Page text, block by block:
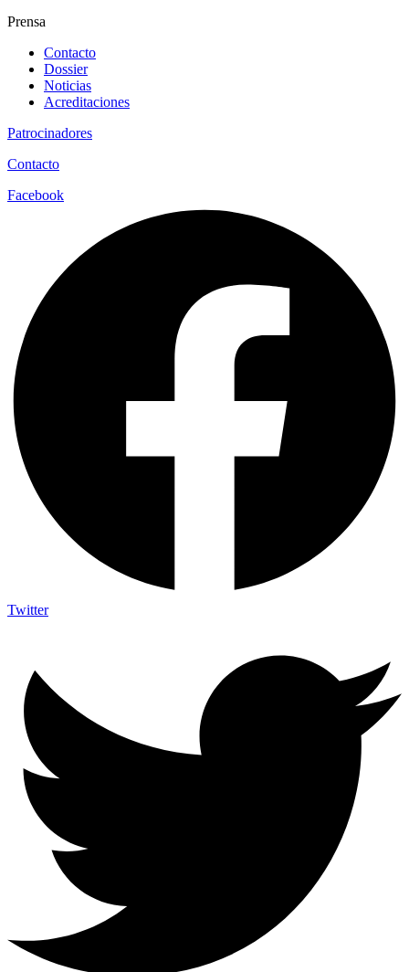
Prensa
Contacto
Dossier
Noticias
Acreditaciones
Patrocinadores
Contacto
Facebook
Twitter